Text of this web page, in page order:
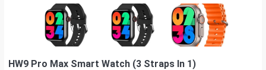
HW9 Pro Max Smart Watch (3 Straps In 1)